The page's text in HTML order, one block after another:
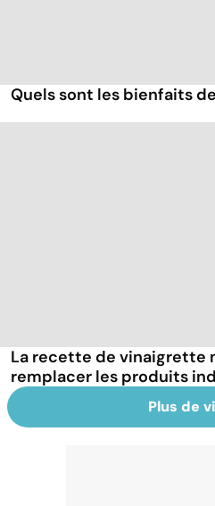
Quels sont les bienfaits
La recette de vinaigrette
remplacer les produits
Plus de